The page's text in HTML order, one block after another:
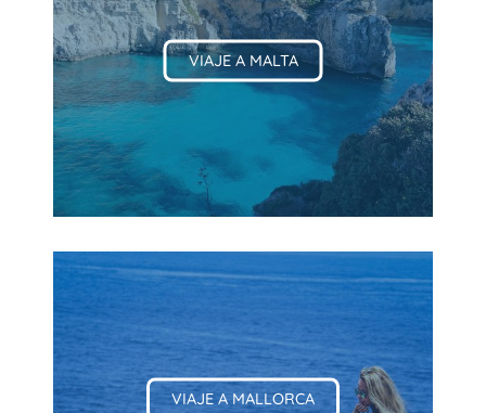
VIAJE A MALTA
VIAJE A MALLORCA